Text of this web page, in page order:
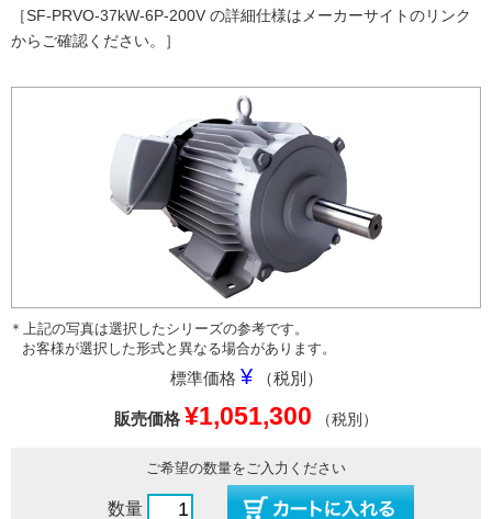
［SF-PRVO-37kW-6P-200V の詳細仕様はメーカーサイトのリンク
からご確認ください。］
＊上記の写真は選択したシリーズの参考です。
お客様が選択した形式と異なる場合があります。
標準価格 ¥ （税別）
販売価格 ¥1,051,300 （税別）
ご希望の数量をご入力ください
数量